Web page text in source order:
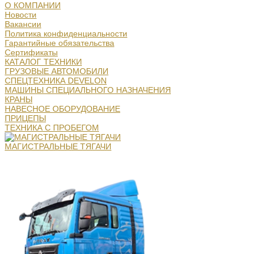
О КОМПАНИИ
Новости
Вакансии
Политика конфиденциальности
Гарантийные обязательства
Сертификаты
КАТАЛОГ ТЕХНИКИ
ГРУЗОВЫЕ АВТОМОБИЛИ
СПЕЦТЕХНИКА DEVELON
МАШИНЫ СПЕЦИАЛЬНОГО НАЗНАЧЕНИЯ
КРАНЫ
НАВЕСНОЕ ОБОРУДОВАНИЕ
ПРИЦЕПЫ
ТЕХНИКА С ПРОБЕГОМ
МАГИСТРАЛЬНЫЕ ТЯГАЧИ